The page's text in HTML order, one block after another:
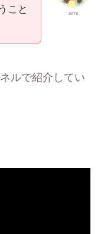
ami
こと
ルで紹介してい